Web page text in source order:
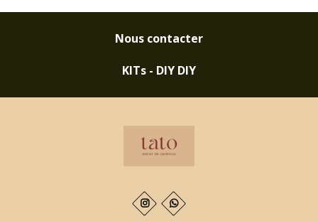
Nous contacter
KITs - DIY DIY